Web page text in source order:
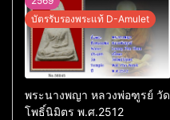
บัตรรับรองพระแท้ D-Amulet
พระนางพญา หลวงพ่อฑูรย์ วัด
โพธิ์นิมิตร พ.ศ.2512